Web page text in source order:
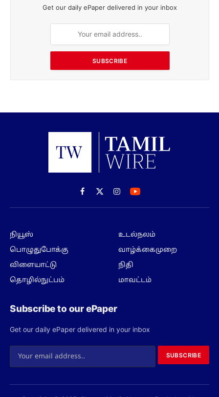
Get our daily ePaper delivered in your inbox
SUBSCRIBE
Facebook
X
(Twitter)
Instagram
நியூஸ்
பொழுதுபோக்கு
விளையாட்டு
தொழில்நுட்பம்
உடல்நலம்
வாழ்க்கைமுறை
நிதி
மாவட்டம்
Subscribe to our ePaper
Get our daily ePaper delivered in your inbox
SUBSCRIBE